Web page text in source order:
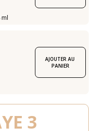
ml
AJOUTER AU
PANIER
3